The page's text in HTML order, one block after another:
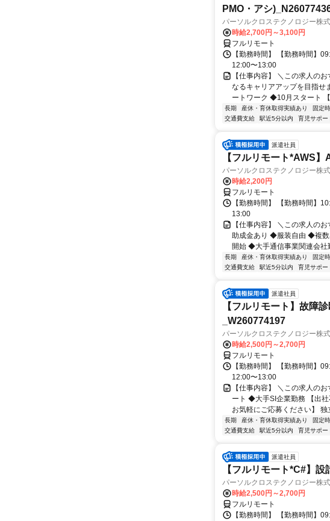
PMO・アシ
パーソルクロステクノロジー株
時給2,700円～3,100円
フルリモート
【勤務時間】 【勤務時間】
12:00〜13:00
【仕事内容】 ＼この求人の
なるキャリアアップを目指
ートワーク ◆10月スタート
長期 産休・育休取得実績あり 固定
交通費支給
駅近5分以内 育児サポー
派遣社員
【フルリモート*AWS
パーソルクロステクノロジー株
時給2,200円
フルリモート
【勤務時間】 【勤務時間】
13:00
【仕事内容】 ＼この求人の
助成金あり ◆服装自由 ◆複
開始 ◆大手通信事業関連会社
長期 産休・育休取得実績あり 固定
交通費支給
駅近5分以内 育児サポー
派遣社員
【フルリモート】故障
_W260774197
パーソルクロステクノロジー株
時給2,500円～2,700円
フルリモート
【勤務時間】 【勤務時間】
12:00〜13:00
【仕事内容】 ＼この求人の
ート ◆大手SI企業勤務 【出
お気軽にご応募ください】 独
長期 産休・育休取得実績あり 固定
交通費支給
駅近5分以内 育児サポー
派遣社員
【フルリモート*C#】
パーソルクロステクノロジー株
時給2,500円～2,700円
フルリモート
【勤務時間】 【勤務時間】